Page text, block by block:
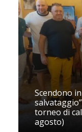
Scendono
torneo di
agosto)